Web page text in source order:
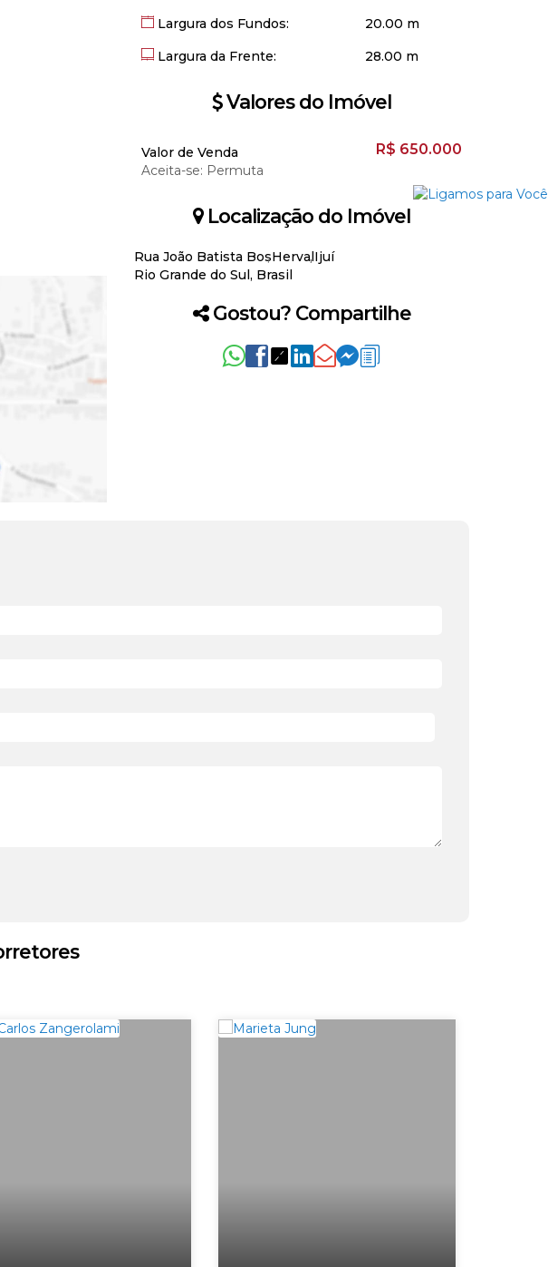
Largura dos Fundos:
20.00 m
Largura da Frente:
28.00 m
Valores do Imóvel
R$ 650.000
Valor de Venda
Aceita-se: Permuta
Localização do Imóvel
Rua João Batista BosHervalIjuí
Rio Grande do Sul, Brasil
Gostou? Compartilhe